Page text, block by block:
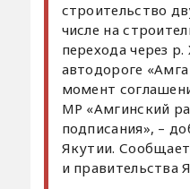
строительство
числе на
перехода через
автодороге
момент
МР «Амгинский
подписания», –
Якутии.
и правительства